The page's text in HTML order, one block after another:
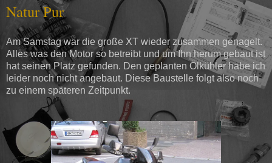
Natur Pur
Am Samstag war die große XT wieder zusammen genagelt.
Alles was den Motor so betreibt und um Ihn herum gebaut ist
hat seinen Platz gefunden. Den geplanten Ölkühler habe ich
leider noch nicht angebaut. Diese Baustelle folgt also noch
zu einem späteren Zeitpunkt.